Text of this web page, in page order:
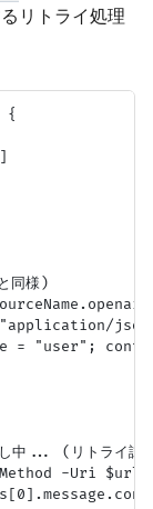
リトライ処理
{
同様)
= "user";
... (リトライ
-Uri